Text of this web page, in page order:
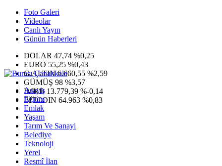
Foto Galeri
Videolar
Canlı Yayın
Günün Haberleri
DOLAR 47,74 %0,25
EURO 55,25 %0,43
G.ALTIN6.660,55 %2,59
GÜMÜŞ 98 %3,57
IMKB 13.779,39 %-0,14
BITCOIN 64.963 %0,83
Asayiş
Eğitim
Emlak
Yaşam
Tarım Ve Sanayi
Belediye
Teknoloji
Yerel
Resmî İlan